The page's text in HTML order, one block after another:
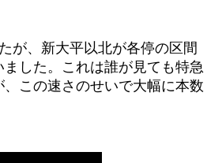
が、新大平以北が各停の区間
した。これは誰が見ても特急
この速さのせいで大幅に本数